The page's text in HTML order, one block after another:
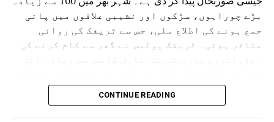
بڑے چوراہوں، سڑکوں اور نشیبی علاقوں میں پانی
جمع ہونے کی اطلاع ملی، جس سے ٹریفک کی روانی
متاثر ہوئی۔ ٹریفک پولیس نے گھر سے کام کرنے کی
سے دہلی کی طرف جانے والا انڈر پاس کئی فٹ پانی سے
بھر گیا۔ ایک گاڑی رک گئی اور پانی بھرنے میں
پھنس گئی۔ اسی طرح سرائے الوردی ریلوے انڈر پاس
CONTINUE READING